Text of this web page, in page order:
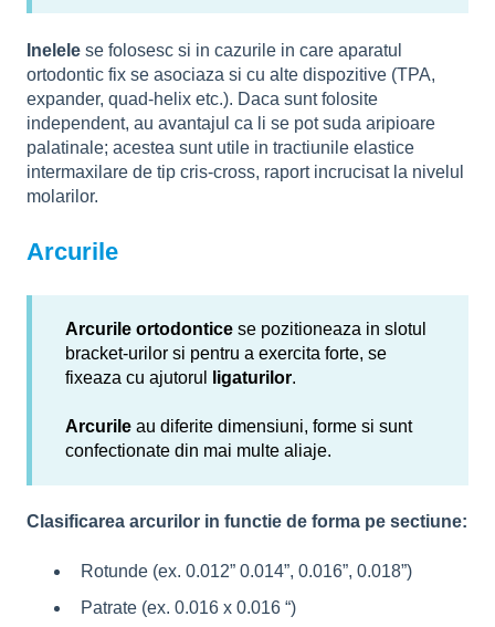
Inelele se folosesc si in cazurile in care aparatul
ortodontic fix se asociaza si cu alte dispozitive (TPA,
expander, quad-helix etc.). Daca sunt folosite
independent, au avantajul ca li se pot suda aripioare
palatinale; acestea sunt utile in tractiunile elastice
intermaxilare de tip cris-cross, raport incrucisat la nivelul
molarilor.
Arcurile
Arcurile ortodontice se pozitioneaza in slotul
bracket-urilor si pentru a exercita forte, se
fixeaza cu ajutorul
ligaturilor.
Arcurile au diferite dimensiuni, forme si sunt
confectionate din mai multe aliaje.
Clasificarea arcurilor in functie de forma pe sectiune:
Rotunde (ex. 0.012” 0.014”, 0.016”, 0.018”)
Patrate (ex. 0.016 x 0.016 “)